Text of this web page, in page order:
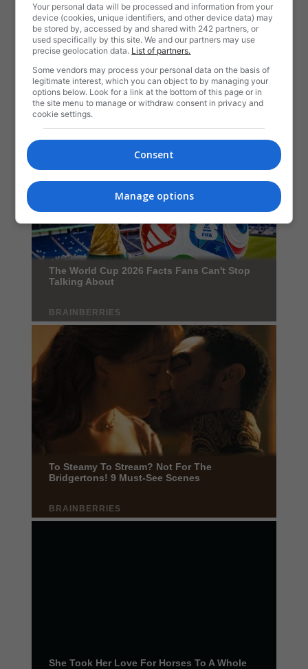
Your personal data will be processed and information from your
device (cookies, unique identifiers, and other device data) may
be stored by, accessed by and shared with 242 partners, or
used specifically by this site. We and our partners may use
precise geolocation data. List of partners.
Some vendors may process your personal data on the basis of
legitimate interest, which you can object to by managing your
options below. Look for a link at the bottom of this page or in
the site menu to manage or withdraw consent in privacy and
cookie settings.
Consent
Manage options